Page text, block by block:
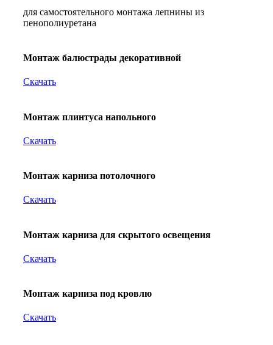
для самостоятельного монтажа лепнины из
пенополиуретана
Монтаж балюстрады декоративной
Скачать
Монтаж плинтуса напольного
Скачать
Монтаж карниза потолочного
Скачать
Монтаж карниза для скрытого освещения
Скачать
Монтаж карниза под кровлю
Скачать